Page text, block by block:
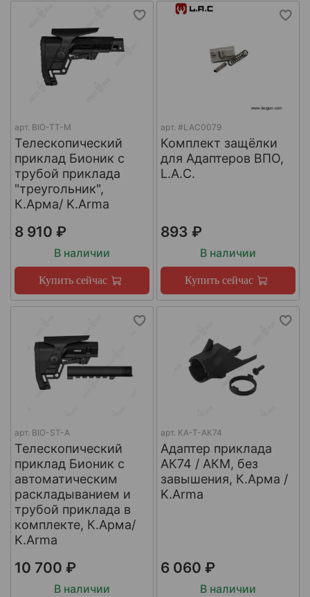
арт. BIO-TT-M
Телескопический
приклад Бионик с
трубой приклада
"треугольник",
К.Арма/ K.Arma
8 910 ₽
В наличии
Купить сейчас
арт. #LAC0079
Комплект защёлки
для Адаптеров ВПО,
L.A.C.
893 ₽
В наличии
Купить сейчас
арт. BIO-ST-A
Телескопический
приклад Бионик с
автоматическим
раскладыванием и
трубой приклада в
комплекте, К.Арма/
K.Arma
10 700 ₽
В наличии
арт. КА-Т-АК74
Адаптер приклада
АК74 / АКМ, без
завышения, К.Арма /
K.Arma
6 060 ₽
В наличии